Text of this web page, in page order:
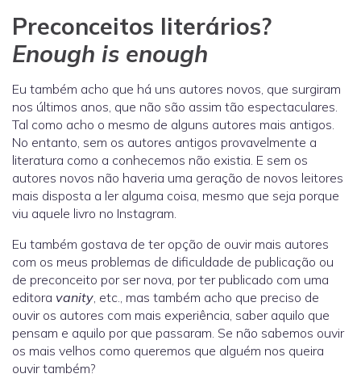
Preconceitos literários?
Enough is enough
Eu também acho que há uns autores novos, que surgiram
nos últimos anos, que não são assim tão espectaculares.
Tal como acho o mesmo de alguns autores mais antigos.
No entanto, sem os autores antigos provavelmente a
literatura como a conhecemos não existia. E sem os
autores novos não haveria uma geração de novos leitores
mais disposta a ler alguma coisa, mesmo que seja porque
viu aquele livro no Instagram.
Eu também gostava de ter opção de ouvir mais autores
com os meus problemas de dificuldade de publicação ou
de preconceito por ser nova, por ter publicado com uma
editora vanity, etc., mas também acho que preciso de
ouvir os autores com mais experiência, saber aquilo que
pensam e aquilo por que passaram. Se não sabemos ouvir
os mais velhos como queremos que alguém nos queira
ouvir também?